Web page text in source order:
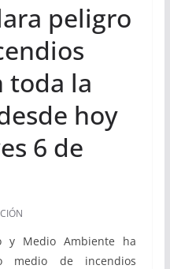
peligro
toda la
hoy
6 de
y Medio Ambiente ha
medio de incendios